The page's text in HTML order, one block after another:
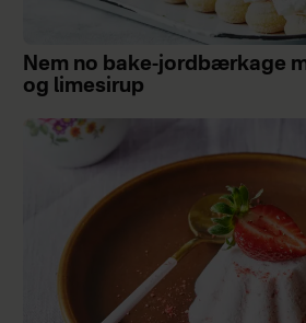
Nem no bake-jordbærkage
og limesirup